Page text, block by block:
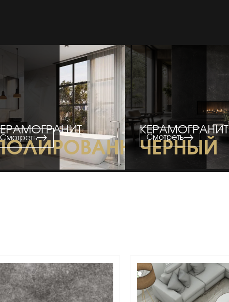
Смотреть
КЕРАМОГРАНИТ
ЧЕРНЫЙ
Смотреть